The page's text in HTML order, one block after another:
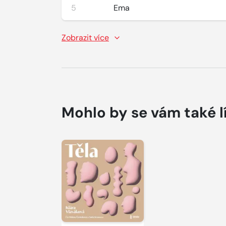
5 Ema
Zobrazit více
Mohlo by se vám také